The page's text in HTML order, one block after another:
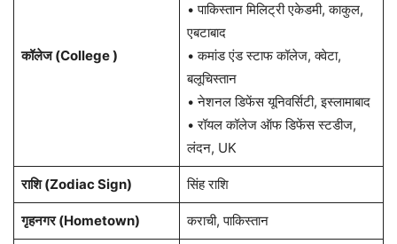
कॉलेज (College )
• पाकिस्तान मिलिट्री एकेडमी, काकुल,
एबटाबाद
• कमांड एंड स्टाफ कॉलेज, क्वेटा,
बलूचिस्तान
• नेशनल डिफेंस यूनिवर्सिटी, इस्लामाबाद
• रॉयल कॉलेज ऑफ डिफेंस स्टडीज,
लंदन, UK
राशि (Zodiac Sign) सिंह राशि
गृहनगर (Hometown) कराची, पाकिस्तान